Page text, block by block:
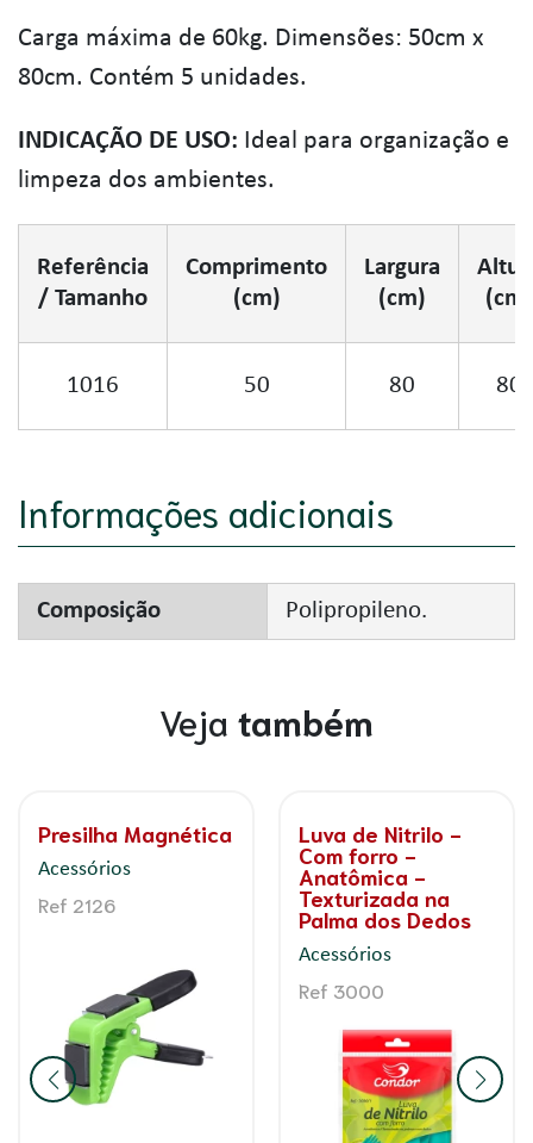
Carga máxima de 60kg. Dimensões: 50cm x
80cm. Contém 5 unidades.
INDICAÇÃO DE USO: Ideal para organização e
limpeza dos ambientes.
Referência
/ Tamanho
Comprimento
(cm)
Largura
(cm)
(cm)
1016 50 80 80
Informações adicionais
Composição Polipropileno.
Veja também
PAD Recorte
Acessórios
Ref 2035
Kit Efeito Mármore
Acessórios
Ref 4490